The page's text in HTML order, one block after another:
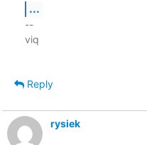
...
--
viq
Reply
rysiek